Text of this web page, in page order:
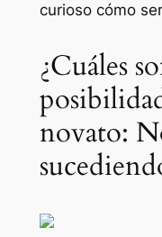
curioso cómo
¿Cuáles
novato: